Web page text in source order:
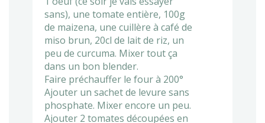
sans), une tomate entière, 100g
de maizena, une cuillère à café de
miso brun, 20cl de lait de riz, un
peu de curcuma. Mixer tout ça
dans un bon blender.
Faire préchauffer le four à 200°
Ajouter un sachet de levure sans
phosphate. Mixer encore un peu.
Ajouter 2 tomates découpées en